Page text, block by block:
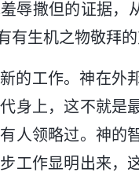
辱撒但的证据，
生机之物敬拜的
的工作。神在外
身上，这不就是
人领略过。神的
工作显明出来，